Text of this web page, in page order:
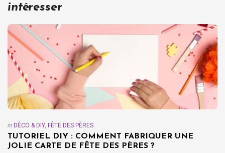
intéresser
in DÉCO & DIY FÊTE DES PÈRES
TUTORIEL DIY : COMMENT FABRIQUER UNE
JOLIE CARTE DE FÊTE DES PÈRES ?